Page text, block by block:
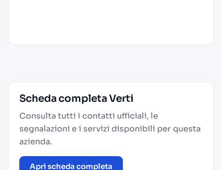
Scheda completa Verti
Consulta tutti i contatti ufficiali, le
segnalazioni e i servizi disponibili per questa
azienda.
Apri scheda completa